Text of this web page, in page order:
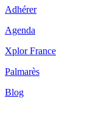
Adhérer
Agenda
Xplor France
Palmarès
Blog